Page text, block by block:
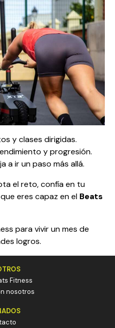
y clases dirigidas.
y progresión.
a ir un paso más allá.
el reto, confía en tu
eres capaz en el Beats
para vivir un mes de
logros.
Fitness
nosotros